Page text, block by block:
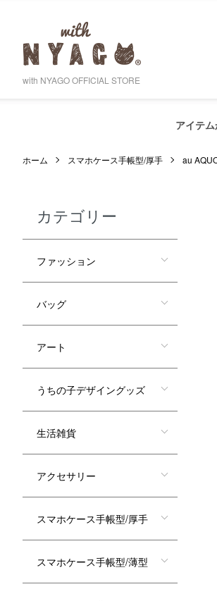
with NYAGO OFFICIAL STORE
アイテ
ホーム スマホケース手帳型/厚手 au
カテゴリー
ファッション
バッグ
アート
うちの子デザイングッズ
生活雑貨
アクセサリー
スマホケース手帳型/厚手
スマホケース手帳型/薄型